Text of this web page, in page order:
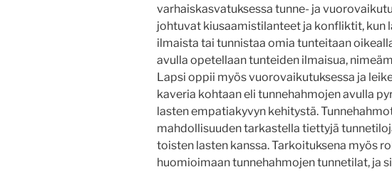
varhaiskasvatuksessa tunne- ja
johtuvat kiusaamistilanteet ja konfliktit, kun
ilmaista tai tunnistaa omia tunteitaan
avulla opetellaan tunteiden ilmaisua,
Lapsi oppii myös vuorovaikutuksessa ja
kaveria kohtaan eli tunnehahmojen avulla
lasten empatiakyvyn kehitystä.
mahdollisuuden tarkastella tiettyjä
toisten lasten kanssa. Tarkoituksena myös
huomioimaan tunnehahmojen tunnetilat, ja